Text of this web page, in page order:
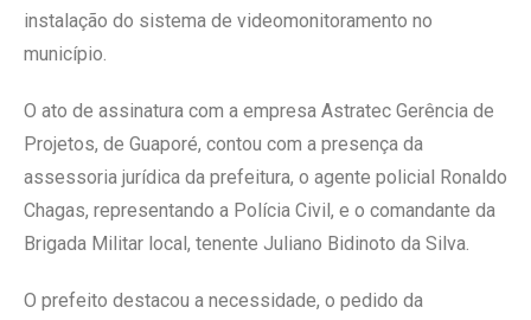
instalação do sistema de videomonitoramento no
município.
O ato de assinatura com a empresa Astratec Gerência de
Projetos, de Guaporé, contou com a presença da
assessoria jurídica da prefeitura, o agente policial Ronaldo
Chagas, representando a Polícia Civil, e o comandante da
Brigada Militar local, tenente Juliano Bidinoto da Silva.
O prefeito destacou a necessidade, o pedido da